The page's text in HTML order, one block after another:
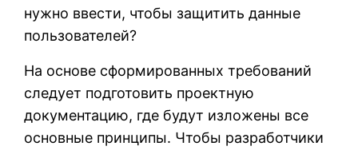
нужно ввести, чтобы защитить данные
пользователей?
На основе сформированных требований
следует подготовить проектную
документацию, где будут изложены все
основные принципы. Чтобы разработчики